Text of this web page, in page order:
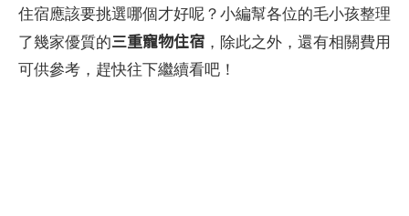
住宿應該要挑選哪個才好呢？小編幫各位的毛小孩整理
了幾家優質的三重寵物住宿 ，除此之外，還有相關費用
可供參考，趕快往下繼續看吧！